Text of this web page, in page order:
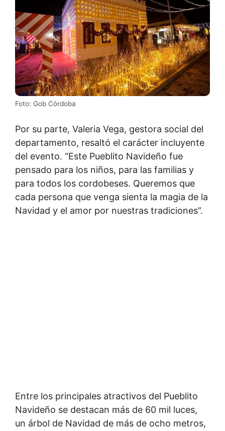
Foto: Gob Córdoba
Por su parte, Valeria Vega, gestora social del
departamento, resaltó el carácter incluyente
del evento. “Este Pueblito Navideño fue
pensado para los niños, para las familias y
para todos los cordobeses. Queremos que
cada persona que venga sienta la magia de la
Navidad y el amor por nuestras tradiciones”.
Entre los principales atractivos del Pueblito
Navideño se destacan más de 60 mil luces,
un árbol de Navidad de más de ocho metros,